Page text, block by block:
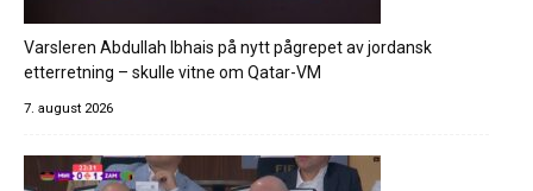
Varsleren Abdullah Ibhais på nytt pågrepet av jordansk
etterretning – skulle vitne om Qatar-VM
7. august 2026